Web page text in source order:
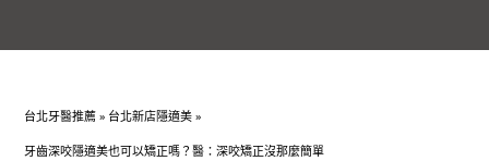
台北牙醫推薦 » 台北新店隱適美 »
牙齒深咬隱適美也可以矯正嗎？醫：深咬矯正沒那麼簡單